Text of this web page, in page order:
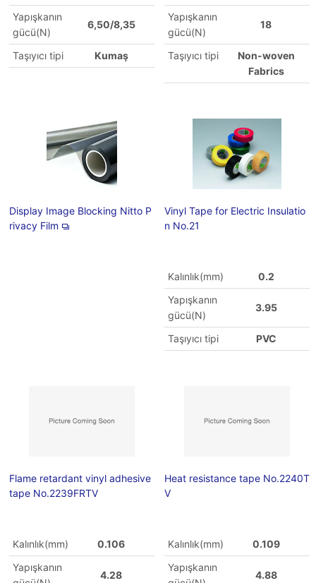
Yapışkanın
gücü(N)
6,50/8,35
Taşıyıcı tipi Kumaş
Yapışkanın
gücü(N)
18
Taşıyıcı tipi
Non-woven
Fabrics
Display Image Blocking Nitto P
rivacy Film
Vinyl Tape for Electric Insulatio
n No.21
Kalınlık(mm)
0.2
Yapışkanın
gücü(N)
3.95
Taşıyıcı tipi PVC
Flame retardant vinyl adhesive
tape No.2239FRTV
Kalınlık(mm)
0.106
Yapışkanın
4.28
Heat resistance tape No.2240T
V
Kalınlık(mm)
0.109
Yapışkanın
4.88